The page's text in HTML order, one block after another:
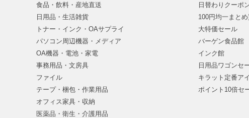
食品・飲料・産地直送
日用品・生活雑貨
トナー・インク・OAサプライ
パソコン周辺機器・メディア
OA機器・電池・家電
事務用品・文房具
ファイル
テープ・梱包・作業用品
オフィス家具・収納
医薬品・衛生・介護用品
日替わりクーポ
100円均一まと
大特価セール
バーゲン食品館
インク館
日用品ワゴンセ
キラット定番ア
ポイント10倍セ